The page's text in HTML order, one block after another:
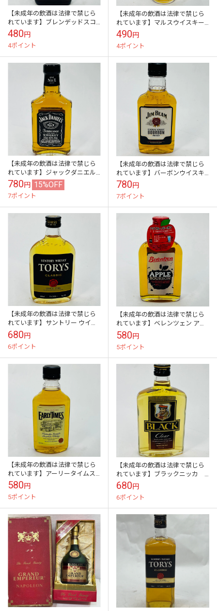
【未成年の飲酒は法律で禁じら
れています】ブレンデッドスコ
ッチウイスキー バランタイン フ
ァイネスト 200ml40度
480円
4ポイント
【未成年の飲酒は法律で禁じら
れています】マルスウイスキー
TWIN ALPS(ツインアルプス) 40
度200ml
490円
4ポイント
【未成年の飲酒は法律で禁じら
れています】ジャックダニエル
ブラック テネシー ウイスキー
[アメリカ
780円 15%OFF
7ポイント
【未成年の飲酒は法律で禁じら
れています】バーボンウイスキ
ー ジムビーム 200ml40度 ほわ
いとらべる
780円
7ポイント
【未成年の飲酒は法律で禁じら
れています】サントリー ウイス
キー トリスクラシック ポケット
180m
680円
6ポイント
【未成年の飲酒は法律で禁じら
れています】ベレンツェン アッ
プル・バーボン [ リキュール
200ml
580円
5ポイント
【未成年の飲酒は法律で禁じら
れています】アーリータイムス
イエローラベル 200ml
580円
5ポイント
【未成年の飲酒は法律で禁じら
れています】ブラックニッカ
クリア 180ML瓶 180ML 1本
680円
6ポイント